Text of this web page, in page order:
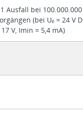
1 Ausfall bei 100.000.000
(bei Uₑ = 24 V
V, Imin = 5,4 mA)